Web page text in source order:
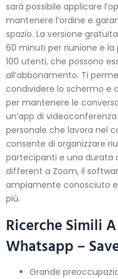
sarà possibile applicare
mantenere l’ordine e
spazio. La versione
60 minuti per riunione e
100 utenti, che possono
all’abbonamento. Ti
condividere lo schermo e
per mantenere le
un’app di
personale che lavora nel
consente di organizzare
partecipanti e una durata
different a Zoom, il
ampiamente conosciuto
più.
Ricerche Simili
Whatsapp –
Grande